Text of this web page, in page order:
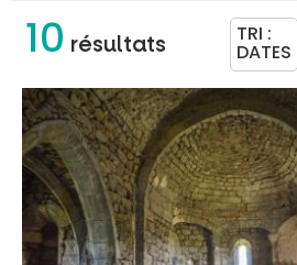
10 résultats TRI :
DATES